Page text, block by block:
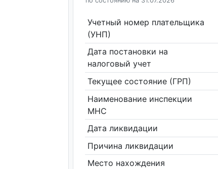
Учетный номер плательщика
(УНП)
Дата постановки на
налоговый учет
Текущее состояние (ГРП)
Наименование инспекции
МНС
Дата ликвидации
Причина ликвидации
Место нахождения